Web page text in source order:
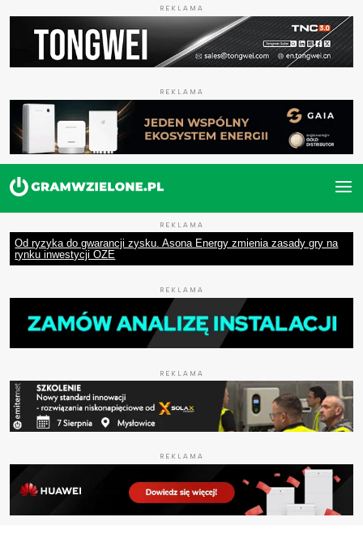
REKLAMA
REKLAMA
REKLAMA
Od ryzyka do gwarancji zysku. Asona Energy zmienia zasady gry na
rynku inwestycji OZE
REKLAMA
REKLAMA
REKLAMA